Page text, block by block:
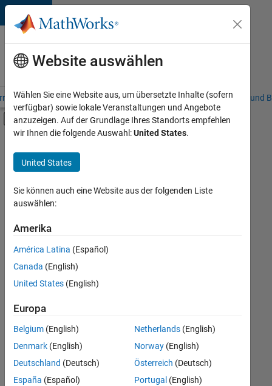
Weiter zum Inhalt
Karriere
bei
MathWorks
– Übersicht Stellensuche Niederlassungen Studierende und
Umschaltung für Off-Canvas-
Hauptinhalt
Information Technology
Education Sales
Inside Sales
Finance and Operations
Human Resources
Büro- und Verwaltungsdienste
+6
Derzeit
es
keine
offenen
Stellen,
Ihren
Suchkriterien
entsprechen.
können
die
Website auswählen
Wählen Sie eine Website aus, um übersetzte Inhalte (sofern
verfügbar) sowie lokale Veranstaltungen und Angebote
anzuzeigen. Auf der Grundlage Ihres Standorts empfehlen
wir Ihnen die folgende Auswahl:United States.
United States
Sie können auch eine Website aus der folgenden Liste
auswählen:
Amerika
América Latina (Español)
Canada (English)
United States (English)
Europa
Belgium (English)
Denmark (English)
Deutschland (Deutsch)
España (Español)
Netherlands(English)
Norway(English)
Österreich (Deutsch)
Portugal (English)